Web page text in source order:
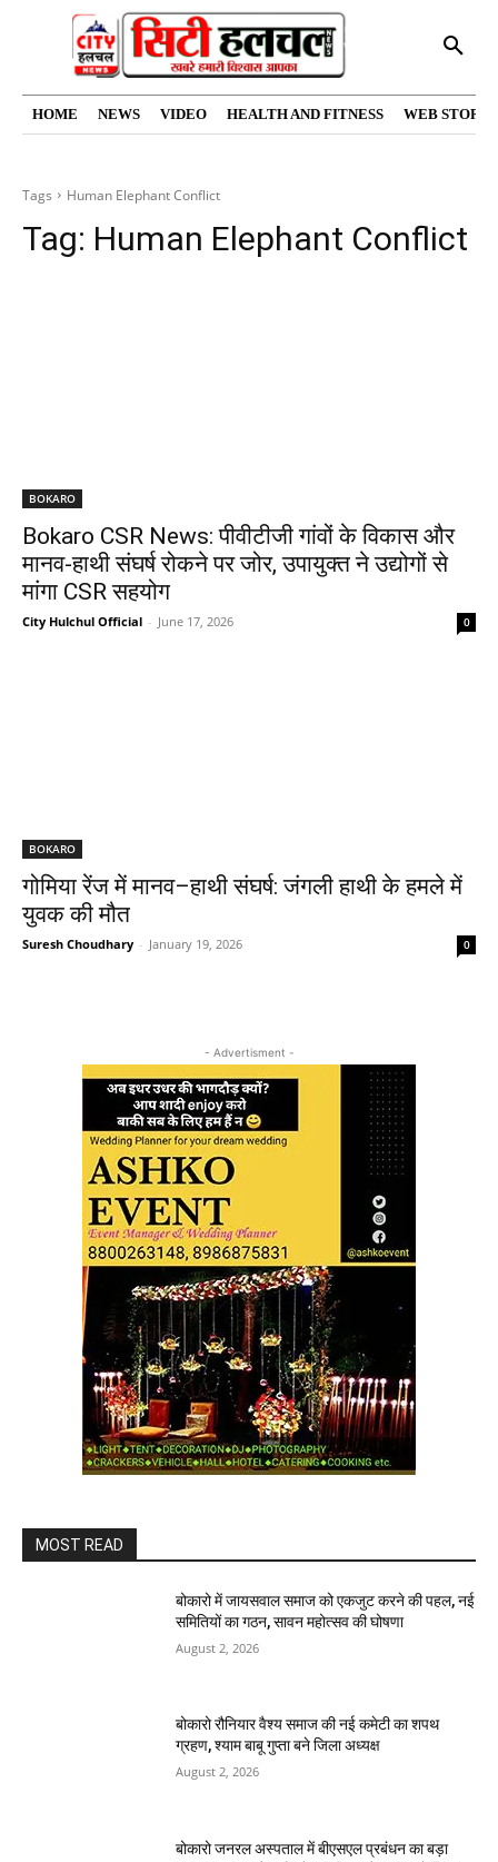
HOME NEWS VIDEO HEALTH AND FITNESS WEB
Tags Human Elephant Conflict
Tag: Human Elephant Conflict
BOKARO
Bokaro CSR News: पीवीटीजी गांवों के विकास और
मानव-हाथी संघर्ष रोकने पर जोर, उपायुक्त ने उद्योगों से
मांगा CSR सहयोग
City Hulchul Official - June 17, 2026 0
BOKARO
गोमिया रेंज में मानव–हाथी संघर्ष: जंगली हाथी के हमले में
युवक की मौत
Suresh Choudhary - January 19, 2026 0
- Advertisment -
MOST READ
बोकारो में जायसवाल समाज को एकजुट करने की पहल, नई
समितियों का गठन, सावन महोत्सव की घोषणा
August 2, 2026
बोकारो रौनियार वैश्य समाज की नई कमेटी का शपथ
ग्रहण, श्याम बाबू गुप्ता बने जिला अध्यक्ष
August 2, 2026
बोकारो जनरल अस्पताल में बीएसएल प्रबंधन का बड़ा